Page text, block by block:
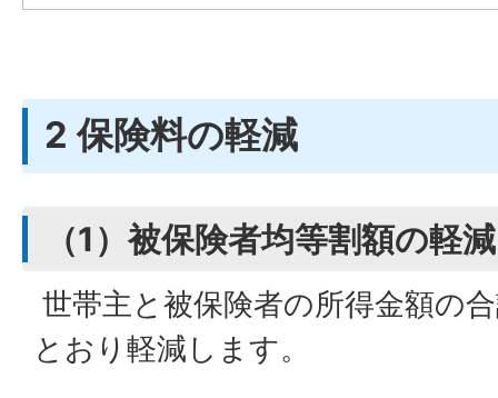
2 保険料の軽減
（1）被保険者均等割額の軽減
世帯主と被保険者の所得金額の
とおり軽減します。